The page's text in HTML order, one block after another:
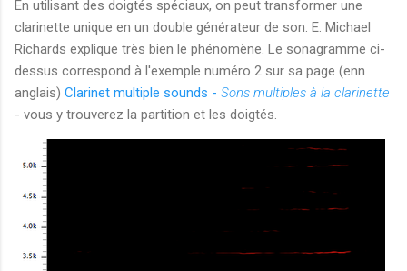
En utilisant des doigtés spéciaux, on peut transformer une
clarinette unique en un double générateur de son. E. Michael
Richards explique très bien le phénomène. Le sonagramme ci-
dessus correspond à l'exemple numéro 2 sur sa page (enn
anglais) Clarinet multiple sounds - Sons multiples à la clarinette
- vous y trouverez la partition et les doigtés.